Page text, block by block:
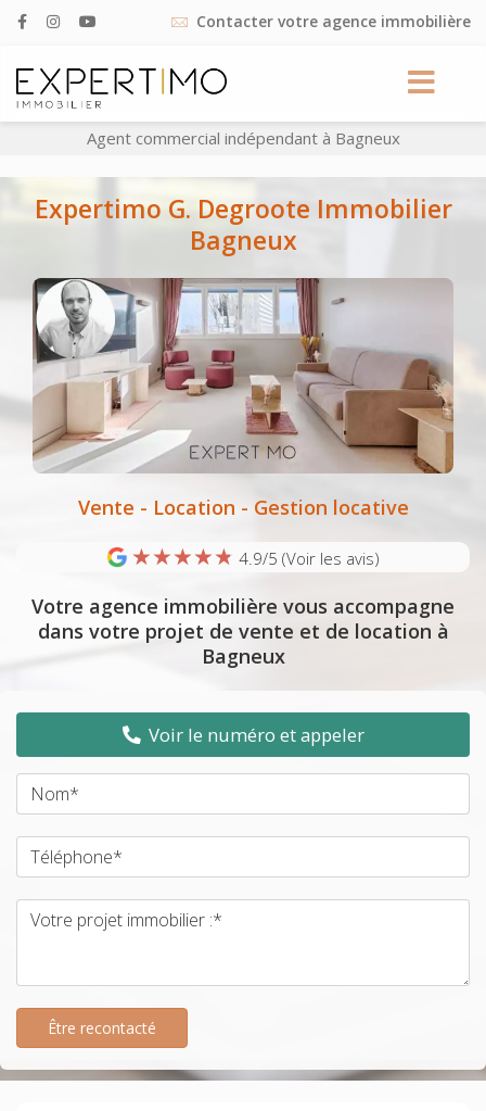
Contacter votre agence immobilière
Agent commercial indépendant à Bagneux
Expertimo G. Degroote Immobilier
Bagneux
Vente - Location - Gestion locative
★★★★★
★★★★★ 4.9/5 (Voir les avis)
Votre agence immobilière vous accompagne
dans votre projet de vente et de location à
Bagneux
Voir le numéro et appeler
Être recontacté